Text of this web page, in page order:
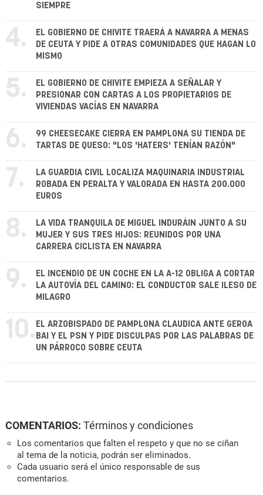
SIEMPRE
4.
EL GOBIERNO DE CHIVITE TRAERÁ A NAVARRA A MENAS
DE CEUTA Y PIDE A OTRAS COMUNIDADES QUE HAGAN LO
MISMO
5.
EL GOBIERNO DE CHIVITE EMPIEZA A SEÑALAR Y
PRESIONAR CON CARTAS A LOS PROPIETARIOS DE
VIVIENDAS VACÍAS EN NAVARRA
6.
99 CHEESECAKE CIERRA EN PAMPLONA SU TIENDA DE
TARTAS DE QUESO: "LOS 'HATERS' TENÍAN RAZÓN"
7.
LA GUARDIA CIVIL LOCALIZA MAQUINARIA INDUSTRIAL
ROBADA EN PERALTA Y VALORADA EN HASTA 200.000
EUROS
8.
LA VIDA TRANQUILA DE MIGUEL INDURÁIN JUNTO A SU
MUJER Y SUS TRES HIJOS: REUNIDOS POR UNA
CARRERA CICLISTA EN NAVARRA
9.
EL INCENDIO DE UN COCHE EN LA A-12 OBLIGA A CORTAR
LA AUTOVÍA DEL CAMINO: EL CONDUCTOR SALE ILESO DE
MILAGRO
10. EL ARZOBISPADO DE PAMPLONA CLAUDICA ANTE GEROA
BAI Y EL PSN Y PIDE DISCULPAS POR LAS PALABRAS DE
UN PÁRROCO SOBRE CEUTA
COMENTARIOS: Términos y condiciones
Los comentarios que falten el respeto y que no se ciñan
al tema de la noticia, podrán ser eliminados.
Cada usuario será el único responsable de sus
comentarios.